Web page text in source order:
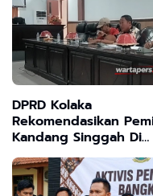
DPRD Kolaka
Rekomendasikan
Kandang Singgah Di
Laloeha Di Hentikan
Sementara Karena Tak
Sesuai Izin